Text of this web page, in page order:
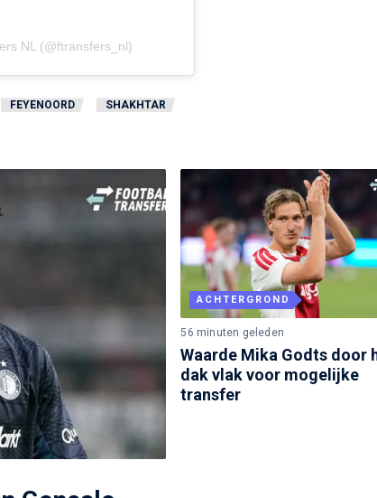
NL (@ftransfers_nl)
FEYENOORD SHAKHTAR
ACHTERGROND
56 minuten geleden
Waarde Mika Godts door
dak vlak voor mogelijke
transfer